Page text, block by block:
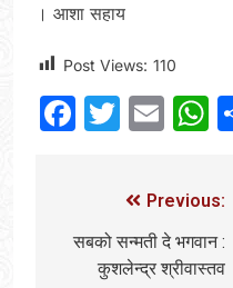
। आशा सहाय
Post Views: 110
Previous:
सबको सन्मती दे भगवान :
कुशलेन्द्र श्रीवास्तव